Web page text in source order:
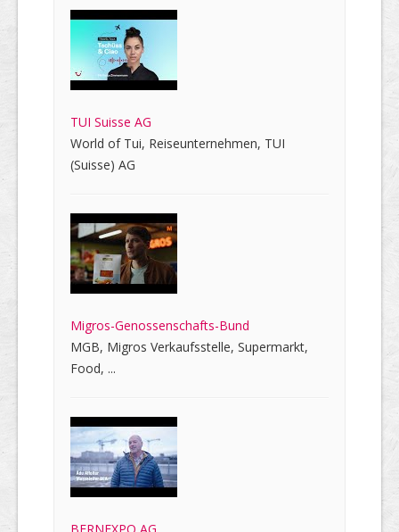
TUI Suisse AG
World of Tui, Reiseunternehmen, TUI
(Suisse) AG
Migros-Genossenschafts-Bund
MGB, Migros Verkaufsstelle, Supermarkt,
Food, ...